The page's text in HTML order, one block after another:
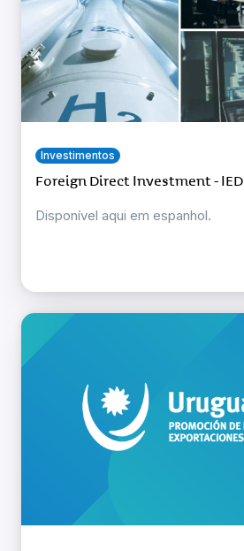
Investimentos
Foreign Direct Investment - IED
Disponível aqui em espanhol.